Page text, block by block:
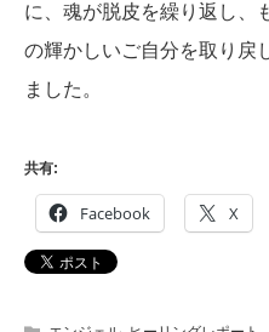
に、魂が脱皮を繰り返し、
の輝かしいご自分を取り戻
ました。
共有:
Facebook X